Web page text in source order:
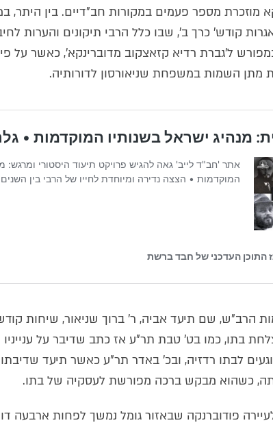
מוזכרת מספר פעמים במקורות חב"דיים. בין היתר,
קודש' כרך ב', שבו כלל הרבי תיקונים והערות
ל'גברת רדיא קזאצקוב מדוברינקא', כאשר על
מתן השמות במשפחת שניאורסון לדורותיה.
הרב"ש, שם תיעד אביה, ר' ברוך שניאור, שיחות
בתו, כמו בט' טבת תר"ע אז כתב שדיבר על
לבתו רדזיה, ובכ' באדר תר"ע כאשר תיעד
כשהוא מבקש ברכה מפורשת לעסקיה של בתו.
פודוברנקה שבאזור גומל נמשך לפחות ארבעה